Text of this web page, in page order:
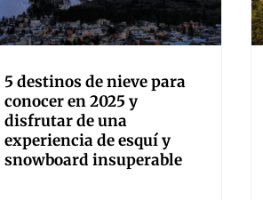
5 destinos de nieve para
conocer en 2025 y
disfrutar de una
experiencia de esquí y
snowboard insuperable